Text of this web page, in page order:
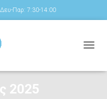
Παρ: 7:30-14:00
2025